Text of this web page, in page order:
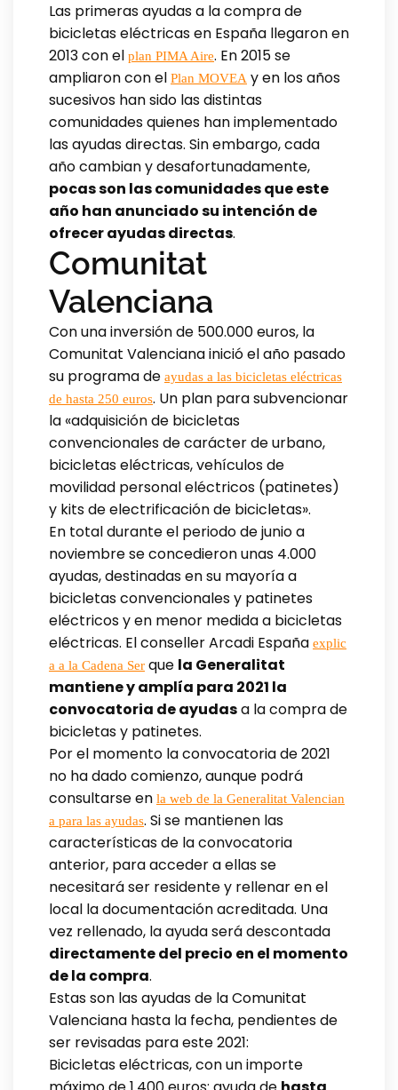
Las primeras ayudas a la compra de
bicicletas eléctricas en España llegaron en
2013 con el plan PIMA Aire. En 2015 se
ampliaron con el Plan MOVEA y en los años
sucesivos han sido las distintas
comunidades quienes han implementado
las ayudas directas. Sin embargo, cada
año cambian y desafortunadamente,
pocas son las comunidades que este
año han anunciado su intención de
ofrecer ayudas directas.
Comunitat
Valenciana
Con una inversión de 500.000 euros, la
Comunitat Valenciana inició el año pasado
su programa de ayudas a las bicicletas eléctricas
de hasta 250 euros. Un plan para subvencionar
la «adquisición de bicicletas
convencionales de carácter de urbano,
bicicletas eléctricas, vehículos de
movilidad personal eléctricos (patinetes)
y kits de electrificación de bicicletas».
En total durante el periodo de junio a
noviembre se concedieron unas 4.000
ayudas, destinadas en su mayoría a
bicicletas convencionales y patinetes
eléctricos y en menor medida a bicicletas
eléctricas. El conseller Arcadi España explic
a a la Cadena Ser que la Generalitat
mantiene y amplía para 2021 la
convocatoria de ayudasa la compra de
bicicletas y patinetes.
Por el momento la convocatoria de 2021
no ha dado comienzo, aunque podrá
consultarse en la web de la Generalitat Valencian
a para las ayudas. Si se mantienen las
características de la convocatoria
anterior, para acceder a ellas se
necesitará ser residente y rellenar en el
local la documentación acreditada. Una
vez rellenado, la ayuda será descontada
directamente del precio en el momento
de la compra.
Estas son las ayudas de la Comunitat
Valenciana hasta la fecha, pendientes de
ser revisadas para este 2021:
Bicicletas eléctricas, con un importe